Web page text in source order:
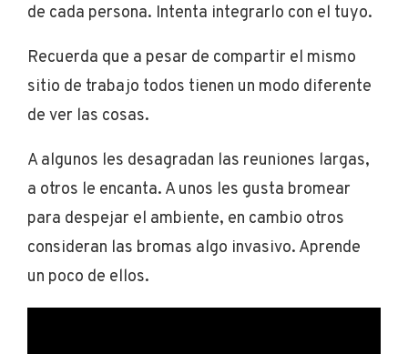
de cada persona. Intenta integrarlo con el tuyo.
Recuerda que a pesar de compartir el mismo
sitio de trabajo todos tienen un modo diferente
de ver las cosas.
A algunos les desagradan las reuniones largas,
a otros le encanta. A unos les gusta bromear
para despejar el ambiente, en cambio otros
consideran las bromas algo invasivo. Aprende
un poco de ellos.